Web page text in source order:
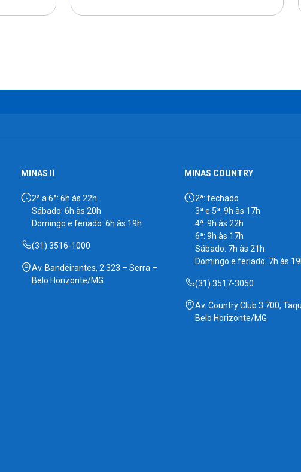
MINAS II
2ª a 6ª: 6h às 22h
Sábado: 6h às 20h
Domingo e feriado: 6h às 19h
(31) 3516-1000
Av. Bandeirantes, 2.323 – Serra –
Belo Horizonte/MG
MINAS COUNTRY
2ª: fechado
3ª e 5ª: 9h às 17h
4ª: 9h às 22h
6ª: 9h às 17h
Sábado: 7h às 21h
Domingo e feriado: 7h às
(31) 3517-3050
Av. Country Club 3.700,
Belo Horizonte/MG